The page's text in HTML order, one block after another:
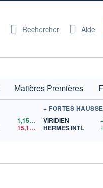
Rechercher Aide
Matières Premières
1,1522
$US
15,15$US
+ FORTES
VIRIDIEN
HERMES INTL